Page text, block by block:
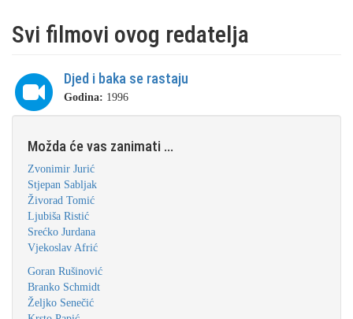
Svi filmovi ovog redatelja
Djed i baka se rastaju
Godina: 1996
Možda će vas zanimati ...
Zvonimir Jurić
Stjepan Sabljak
Živorad Tomić
Ljubiša Ristić
Srećko Jurdana
Vjekoslav Afrić
Goran Rušinović
Branko Schmidt
Željko Senečić